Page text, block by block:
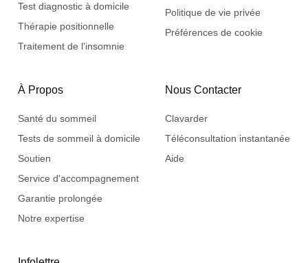
Test diagnostic à domicile
Thérapie positionnelle
Traitement de l'insomnie
Politique de vie privée
Préférences de cookie
À Propos
Santé du sommeil
Tests de sommeil à domicile
Soutien
Service d'accompagnement
Garantie prolongée
Notre expertise
Nous Contacter
Clavarder
Téléconsultation instantanée
Aide